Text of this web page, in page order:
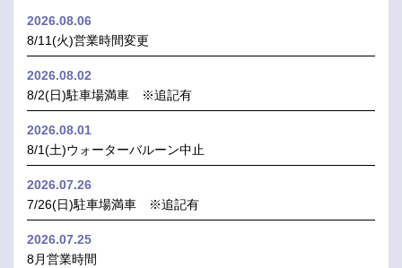
2026.08.06
8/11(火)営業時間変更
2026.08.02
8/2(日)駐車場満車 ※追記有
2026.08.01
8/1(土)ウォーターバルーン中止
2026.07.26
7/26(日)駐車場満車 ※追記有
2026.07.25
8月営業時間